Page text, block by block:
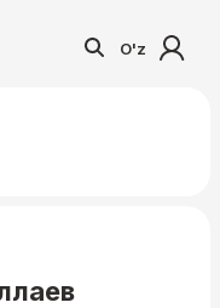
O'z